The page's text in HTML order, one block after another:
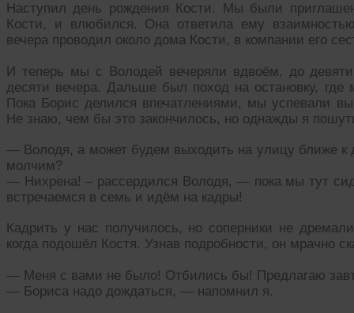
Наступил день рождения Кости. Мы были
Кости, и влюбился. Она ответила ему
вечера проводил около дома Кости, в компании его
И теперь мы с Володей вечеряли вдвоём, до
десяти вечера. Дальше был поход на остановку,
Пока Борис делился впечатлениями, мы успевали
Не знаю, чем бы это закончилось, но однажды я
— Володя, а может будем выходить на улицу ближе к
молчим?
— Нихрена! – рассердился Володя, — пока мы тут
встречаемся в семь и идём на кадры!
Кадрить у нас получилось, но соперники не
когда подошёл Костя. Узнав подробности, он мрачно
— Меня с вами не было! Отбились бы! Предлагаю
— Бориса надо дождаться, — напомнил я.